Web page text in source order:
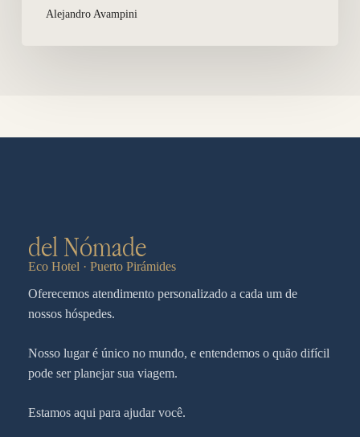
Alejandro Avampini
del Nómade
Eco Hotel · Puerto Pirámides
Oferecemos atendimento personalizado a cada um de
nossos hóspedes.
Nosso lugar é único no mundo, e entendemos o quão difícil
pode ser planejar sua viagem.
Estamos aqui para ajudar você.